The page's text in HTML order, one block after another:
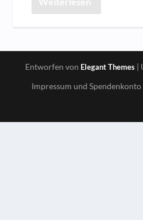
Entworfen von Elegant Themes|
Impressum und Spendenkonto